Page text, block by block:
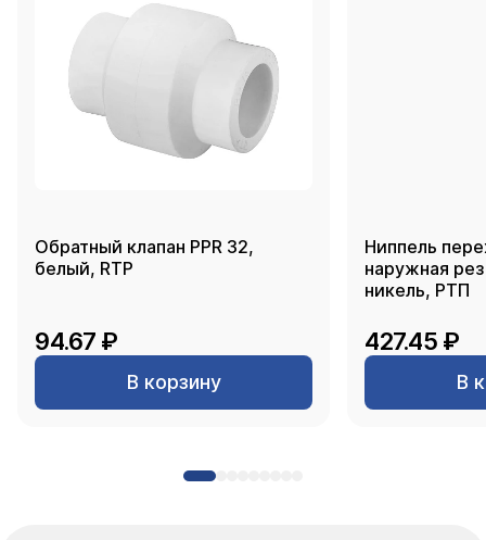
Обратный клапан PPR 32,
белый, RTP
94.67 ₽
В корзину
Ниппель
наружная
никель, РТП
427.45 ₽
В